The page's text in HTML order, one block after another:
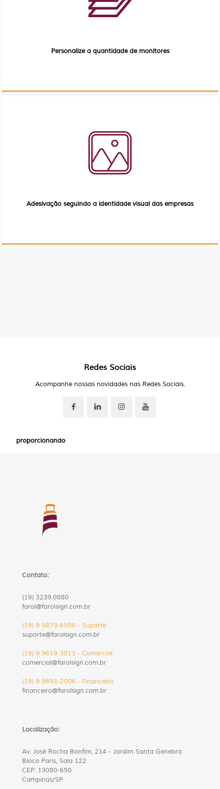
Personalize a quantidade de monitores
Adesivação seguindo a identidade visual das empresas
Redes Sociais
Acompanhe nossas novidades nas Redes Sociais.
proporcionando
Contato:
(19) 3239.0880
farol@farolsign.com.br
(19) 9 9879-6500 - Suporte
suporte@farolsign.com.br
(19) 9 9619-3013 - Comercial
comercial@farolsign.com.br
(19) 9 9693-2006 - Financeiro
financeiro@farolsign.com.br
Localização:
Av. José Rocha Bonfim, 214 - Jardim Santa Genebra
Bloco Paris, Sala 122
CEP: 13080-650
Campinas/SP